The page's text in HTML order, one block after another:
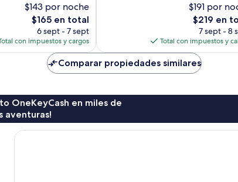
$143 por noche
El
precio
actual
es
$165 en total
6 sept - 7 sept
con impuestos y cargos
$191 por
El
precio
actual
es
de
$219
$219 en
7 sept - 8
Total con impuestos y
Comparar propiedades similares
OneKeyCash en miles de
aventuras!